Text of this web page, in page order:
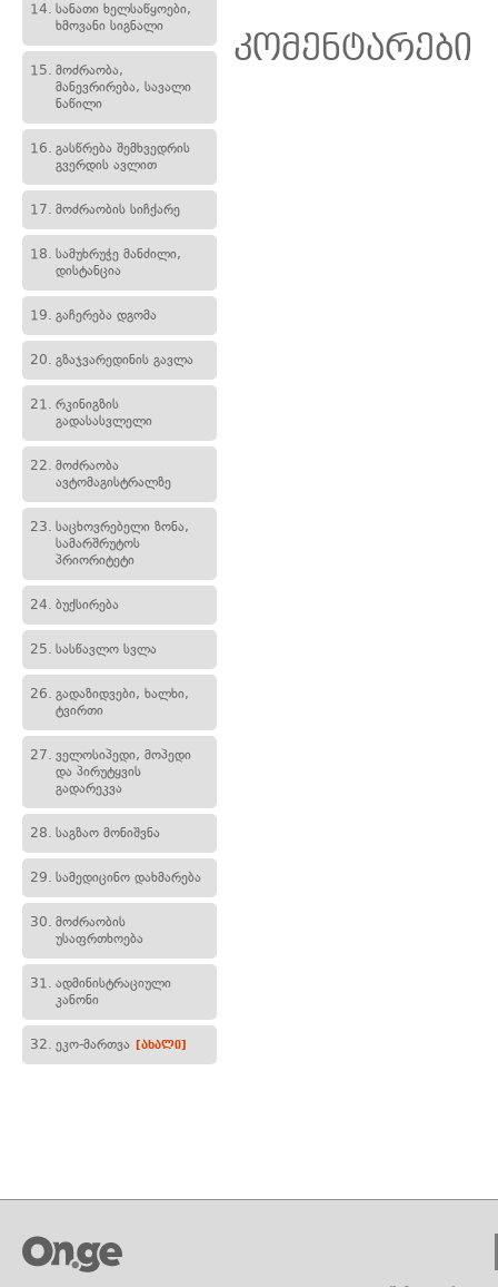
14. სანათი ხელსაწყოები,
ხმოვანი სიგნალი
15. მოძრაობა,
მანევრირება, სავალი
ნაწილი
16. გასწრება შემხვედრის
გვერდის ავლით
17. მოძრაობის სიჩქარე
18. სამუხრუჭე მანძილი,
დისტანცია
19. გაჩერება დგომა
20. გზაჯვარედინის გავლა
21. რკინიგზის
გადასასვლელი
22. მოძრაობა
ავტომაგისტრალზე
23. საცხოვრებელი ზონა,
სამარშრუტოს
პრიორიტეტი
24. ბუქსირება
25. სასწავლო სვლა
26. გადაზიდვები, ხალხი,
ტვირთი
27. ველოსიპედი, მოპედი
და პირუტყვის
გადარეკვა
28. საგზაო მონიშვნა
29. სამედიცინო დახმარება
30. მოძრაობის
უსაფრთხოება
31. ადმინისტრაციული
კანონი
32. ეკო-მართვა [ახალი]
კომენტარები